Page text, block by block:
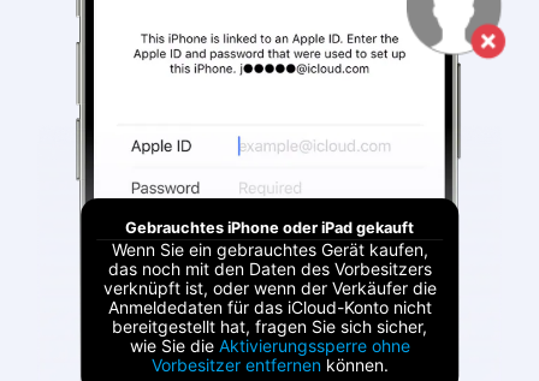
Gebrauchtes iPhone oder iPad gekauft
Wenn Sie ein gebrauchtes Gerät kaufen,
das noch mit den Daten des Vorbesitzers
verknüpft ist, oder wenn der Verkäufer die
Anmeldedaten für das iCloud-Konto nicht
bereitgestellt hat, fragen Sie sich sicher,
wie Sie die Aktivierungssperre ohne
Vorbesitzer entfernenkönnen.